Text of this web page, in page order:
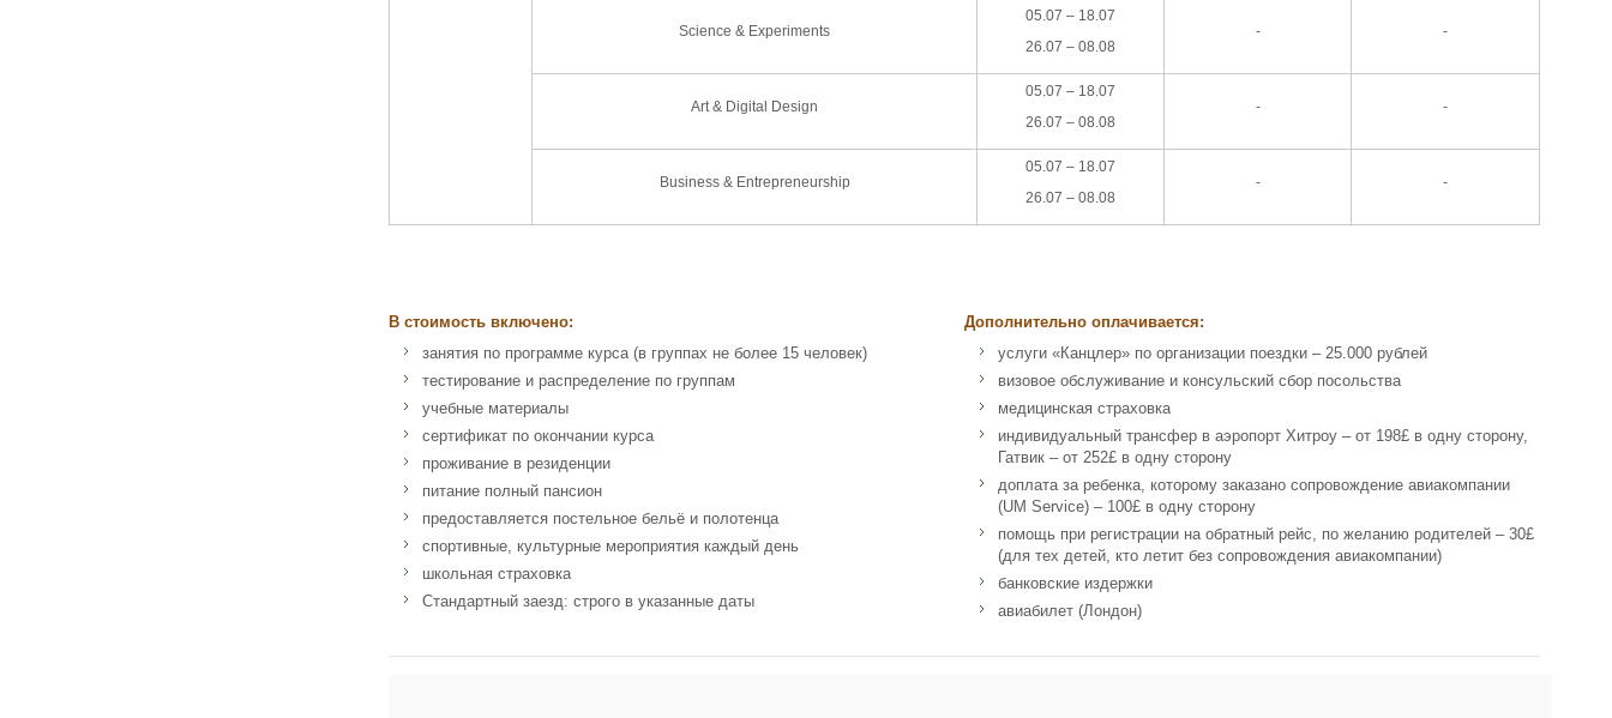
Science & Experiments
05.07 – 18.07
26.07 – 08.08
- -
Art & Digital Design
05.07 – 18.07
26.07 – 08.08
- -
Business & Entrepreneurship
05.07 – 18.07
26.07 – 08.08
- -
В стоимость включено:
занятия по программе курса (в группах не более 15 человек)
тестирование и распределение по группам
учебные материалы
сертификат по окончании курса
проживание в резиденции
питание полный пансион
предоставляется постельное бельё и полотенца
спортивные, культурные мероприятия каждый день
школьная страховка
Стандартный заезд: строго в указанные даты
Дополнительно оплачивается:
услуги «Канцлер» по организации поездки – 25.000 рублей
визовое обслуживание и консульский сбор посольства
медицинская страховка
индивидуальный трансфер в аэропорт Хитроу – от 198£ в одну сторону,
Гатвик – от 252£ в одну сторону
доплата за ребенка, которому заказано сопровождение авиакомпании
(UM Serviсe) – 100£ в одну сторону
помощь при регистрации на обратный рейс, по желанию родителей – 30£
(для тех детей, кто летит без сопровождения авиакомпании)
банковские издержки
авиабилет (Лондон)